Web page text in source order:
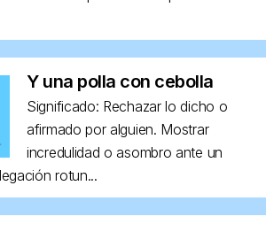
Y una polla con cebolla
Significado: Rechazar lo dicho o
afirmado por alguien. Mostrar
incredulidad o asombro ante un
rotun...